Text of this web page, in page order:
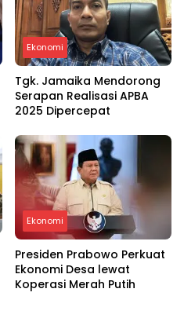
Ekonomi
Tgk. Jamaika Mendorong
Serapan Realisasi APBA
2025 Dipercepat
Ekonomi
Presiden Prabowo Perkuat
Ekonomi Desa lewat
Koperasi Merah Putih